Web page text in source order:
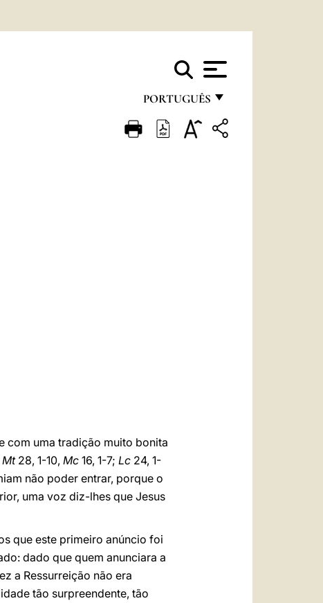
PORTUGUÊS
FRANÇAIS
com uma tradição muito bonita
Mt28, 1-10, Mc 16, 1-7; Lc 24, 1-
não poder entrar, porque o
uma voz diz-lhes que Jesus
que este primeiro anúncio foi
dado que quem anunciara a
a Ressurreição não era
tão surpreendente, tão